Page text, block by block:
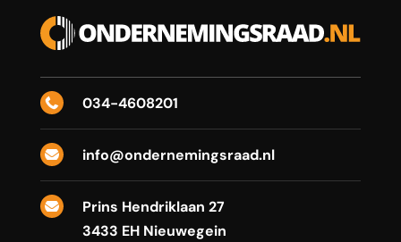
 034-4608201
 info@ondernemingsraad.nl

Prins Hendriklaan 27
3433 EH Nieuwegein